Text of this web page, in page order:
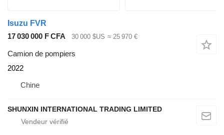
Isuzu FVR
17 030 000 F CFA
30 000 $US ≈ 25 970 €
Camion de pompiers
2022
Chine
SHUNXIN INTERNATIONAL TRADING LIMITED